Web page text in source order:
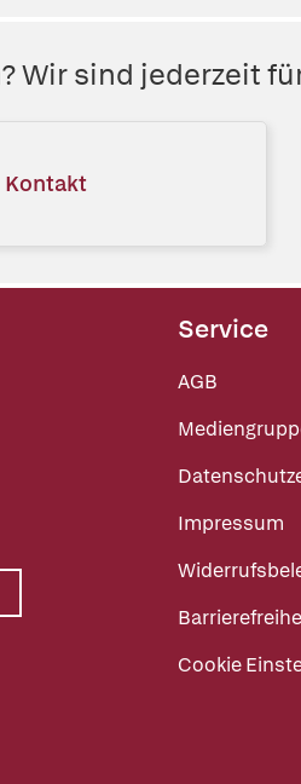
Wir sind jederzeit
Kontakt
Service
AGB
Impressum
Cookie